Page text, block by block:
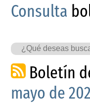
Consulta
Boletín
mayo de